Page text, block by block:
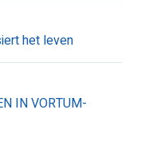
het leven
IN VORTUM-